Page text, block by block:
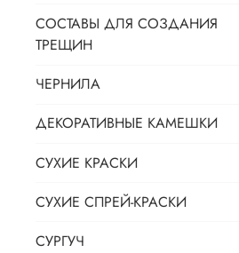
СОСТАВЫ ДЛЯ СОЗДАНИЯ
ТРЕЩИН
ЧЕРНИЛА
ДЕКОРАТИВНЫЕ КАМЕШКИ
СУХИЕ КРАСКИ
СУХИЕ СПРЕЙ-КРАСКИ
СУРГУЧ